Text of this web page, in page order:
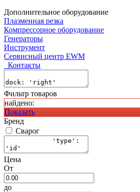
Дополнительное оборудование
Плазменная резка
Компрессорное оборудование
Генераторы
Инструмент
Сервисный центр EWM
Контакты
Фильтр товаров
найдено:
Показать
Бренд
Сварог
Цена
От
до